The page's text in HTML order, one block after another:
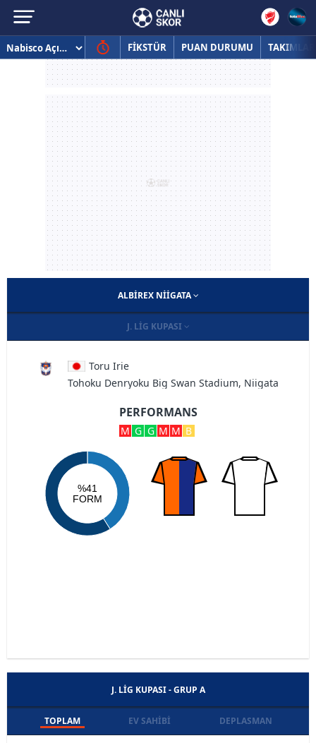
FİKSTÜR PUAN DURUMU TAKIMLAR
ALBIREX NIIGATA
J. LIG KUPASI
Toru Irie
Tohoku Denryoku Big Swan Stadium, Niigata
PERFORMANS
M G G M M B
%41
FORM
J. LIG KUPASI - GRUP A
TOPLAM EV SAHIBI DEPLASMAN